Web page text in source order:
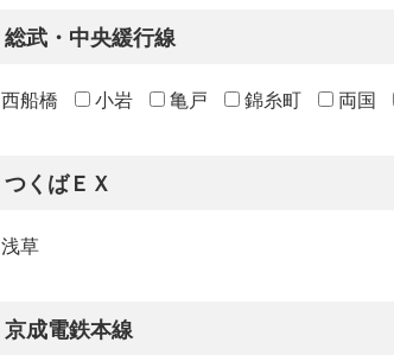
総武・中央緩行線
西船橋 小岩 亀戸 錦糸町 両国
つくばＥＸ
浅草
京成電鉄本線